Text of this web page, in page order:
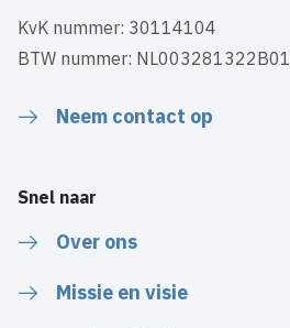
KvK nummer: 30114104
BTW nummer: NL003281322B01
Neem contact op
Snel naar
Over ons
Missie en visie